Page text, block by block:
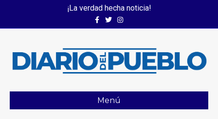
¡La verdad hecha noticia!
FacebookTwitterInstagram
Menú